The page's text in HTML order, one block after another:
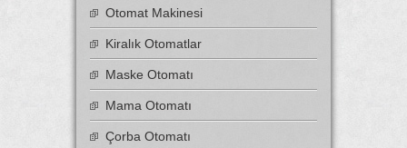
Otomat Makinesi
Kiralık Otomatlar
Maske Otomatı
Mama Otomatı
Çorba Otomatı